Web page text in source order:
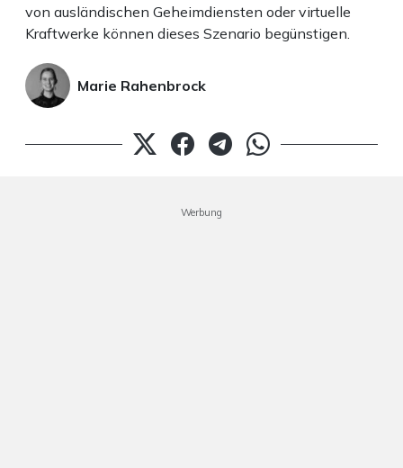
von ausländischen Geheimdiensten oder virtuelle
Kraftwerke können dieses Szenario begünstigen.
Marie Rahenbrock
Werbung